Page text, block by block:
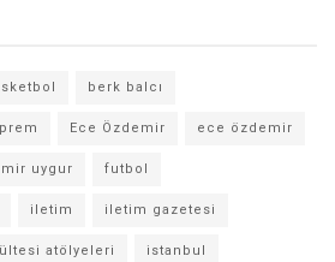
berk balcı
Ece Özdemir ece özdemir
uygur futbol
iletim iletim gazetesi
atölyeleri istanbul